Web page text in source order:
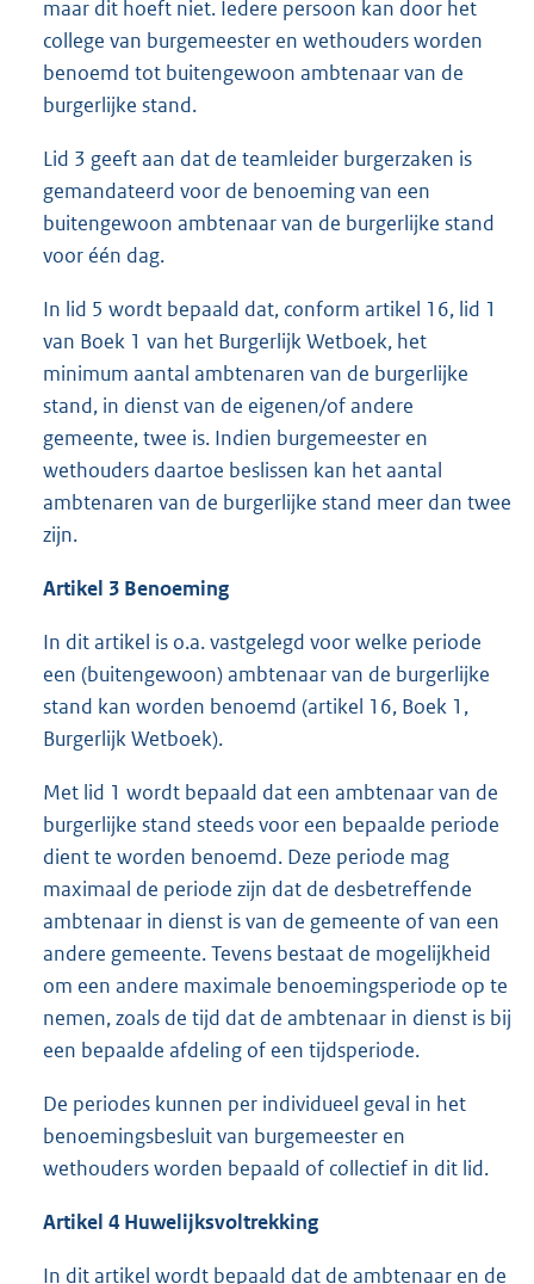
maar dit hoeft niet. Iedere persoon kan door het
college van burgemeester en wethouders worden
benoemd tot buitengewoon ambtenaar van de
burgerlijke stand.
Lid 3 geeft aan dat de teamleider burgerzaken is
gemandateerd voor de benoeming van een
buitengewoon ambtenaar van de burgerlijke stand
voor één dag.
In lid 5 wordt bepaald dat, conform artikel 16, lid 1
van Boek 1 van het Burgerlijk Wetboek, het
minimum aantal ambtenaren van de burgerlijke
stand, in dienst van de eigenen/of andere
gemeente, twee is. Indien burgemeester en
wethouders daartoe beslissen kan het aantal
ambtenaren van de burgerlijke stand meer dan twee
zijn.
Artikel 3 Benoeming
In dit artikel is o.a. vastgelegd voor welke periode
een (buitengewoon) ambtenaar van de burgerlijke
stand kan worden benoemd (artikel 16, Boek 1,
Burgerlijk Wetboek).
Met lid 1 wordt bepaald dat een ambtenaar van de
burgerlijke stand steeds voor een bepaalde periode
dient te worden benoemd. Deze periode mag
maximaal de periode zijn dat de desbetreffende
ambtenaar in dienst is van de gemeente of van een
andere gemeente. Tevens bestaat de mogelijkheid
om een andere maximale benoemingsperiode op te
nemen, zoals de tijd dat de ambtenaar in dienst is bij
een bepaalde afdeling of een tijdsperiode.
De periodes kunnen per individueel geval in het
benoemingsbesluit van burgemeester en
wethouders worden bepaald of collectief in dit lid.
Artikel 4 Huwelijksvoltrekking
In dit artikel wordt bepaald dat de ambtenaar en de